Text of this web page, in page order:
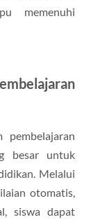
memenuhi
besar untuk
Melalui
otomatis,
siswa dapat